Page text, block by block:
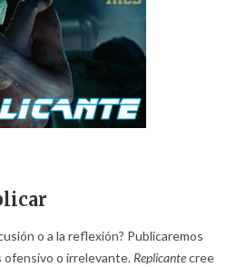
o a la reflexión? Publicaremos
o irrelevante. Replicantecree